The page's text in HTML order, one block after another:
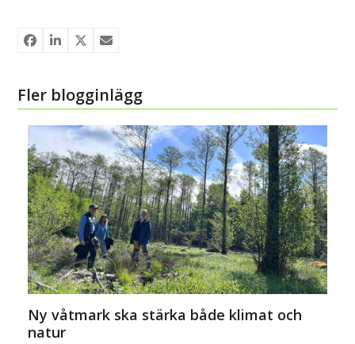
Fler blogginlägg
Ny våtmark ska stärka både klimat och
natur